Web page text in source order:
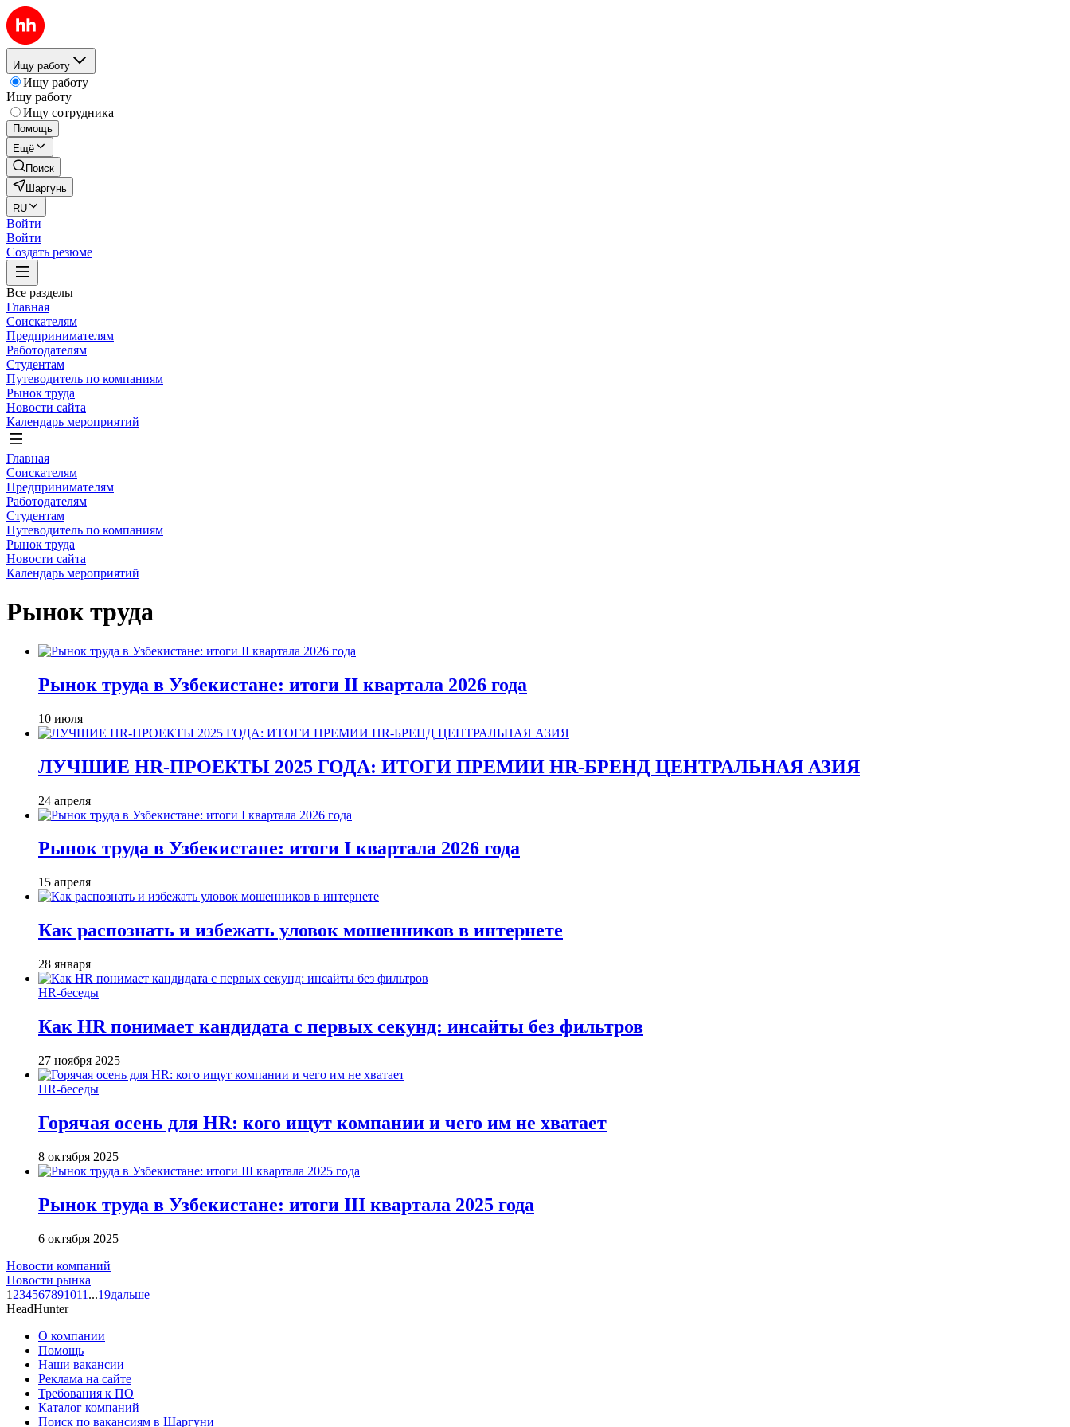
Ищу работу
Ищу работу
Ищу работу
Ищу сотрудника
Помощь
Ещё
Поиск
Шаргунь
RU
Войти
Войти
Создать резюме
Все разделы
Главная
Соискателям
Предпринимателям
Работодателям
Студентам
Путеводитель по компаниям
Рынок труда
Новости сайта
Календарь мероприятий
Главная
Соискателям
Предпринимателям
Работодателям
Студентам
Путеводитель по компаниям
Рынок труда
Новости сайта
Календарь мероприятий
Рынок труда
Рынок труда в Узбекистане: итоги II квартала 2026 года
10 июля
ЛУЧШИЕ HR-ПРОЕКТЫ 2025 ГОДА: ИТОГИ ПРЕМИИ HR-БРЕНД ЦЕНТРАЛЬНАЯ АЗИЯ
24 апреля
Рынок труда в Узбекистане: итоги I квартала 2026 года
15 апреля
Как распознать и избежать уловок мошенников в интернете
28 января
HR-беседы
Как HR понимает кандидата с первых секунд: инсайты без фильтров
27 ноября 2025
HR-беседы
Горячая осень для HR: кого ищут компании и чего им не хватает
8 октября 2025
Рынок труда в Узбекистане: итоги III квартала 2025 года
6 октября 2025
Новости компаний
Новости рынка
1 234567891011 ...19дальше
HeadHunter
О компании
Помощь
Наши вакансии
Реклама на сайте
Требования к ПО
Каталог компаний
Поиск по вакансиям в Шаргуни